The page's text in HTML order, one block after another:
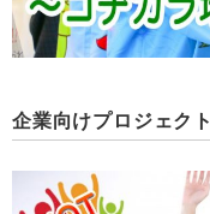
企業向けプロジェクト